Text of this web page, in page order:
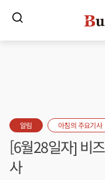
알림 아침의 주요기사
[6월28일자] 비
사